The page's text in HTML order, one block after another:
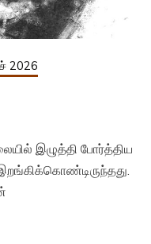
2026
இழுத்தி போர்த்திய